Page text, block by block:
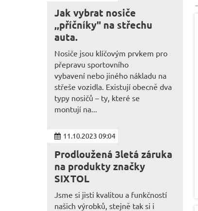
Jak vybrat nosiče
,,příčníky" na střechu
auta.
Nosiče jsou klíčovým prvkem pro
přepravu sportovního
vybavení nebo jiného nákladu na
střeše vozidla. Existují obecně dva
typy nosičů – ty, které se
montují na...
11.10.2023 09:04
Prodloužená 3letá záruka
na produkty značky
SIXTOL
Jsme si jisti kvalitou a funkčností
našich výrobků, stejně tak si i